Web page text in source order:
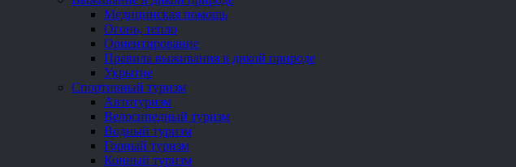
Медицинская помощь
Огонь, тепло
Ориентирование
Правила выживания в дикой природе
Укрытие
Спортивный туризм
Автотуризм
Велосипедный туризм
Водный туризм
Горный туризм
Конный туризм